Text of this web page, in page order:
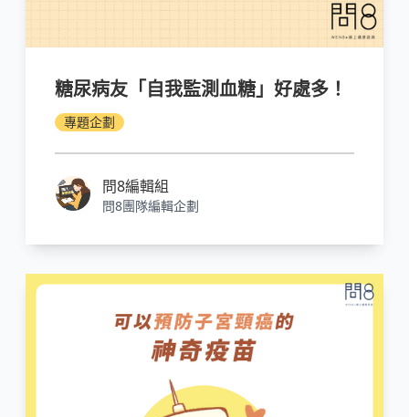
糖尿病友「自我監測血糖」好處多！
專題企劃
問8編輯組
問8團隊編輯企劃